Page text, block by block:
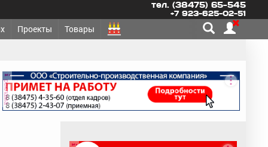
тел. (38475) 65-545
+7 923-625-02-51
Проекты Товары
реклама